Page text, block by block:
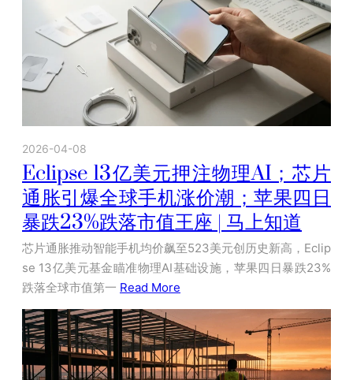
2026-04-08
Eclipse 13亿美元押注物理AI；芯片
通胀引爆全球手机涨价潮；苹果四日
暴跌23%跌落市值王座 | 马上知道
芯片通胀推动智能手机均价飙至523美元创历史新高，Eclip
se 13亿美元基金瞄准物理AI基础设施，苹果四日暴跌23%
跌落全球市值第一 Read More